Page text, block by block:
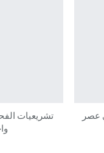
عصر
تشريعيات